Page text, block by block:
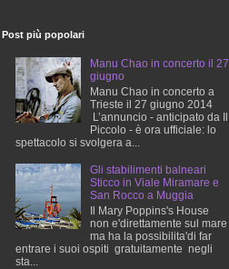
Post più popolari
Manu Chao in concerto il 27
giugno
Manu Chao in concerto a
Trieste il 27 giugno 2014
L’annuncio - anticipato da Il
Piccolo - è ora ufficiale: lo
spettacolo si svolgera a...
Gli stabilimenti balneari
Sticco in Viale Miramare e
San Rocco a Muggia
Il Mary Poppins's House
non e'direttamente sul mare
ma ha la possibilita'di far
entrare i suoi ospiti gratuitamente negli
sta...